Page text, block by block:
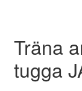
Träna
tugga